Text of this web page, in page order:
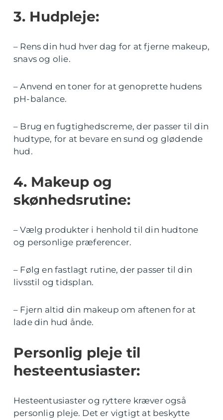
3. Hudpleje:
– Rens din hud hver dag for at fjerne makeup,
snavs og olie.
– Anvend en toner for at genoprette hudens
pH-balance.
– Brug en fugtighedscreme, der passer til din
hudtype, for at bevare en sund og glødende
hud.
4. Makeup og
skønhedsrutine:
– Vælg produkter i henhold til din hudtone
og personlige præferencer.
– Følg en fastlagt rutine, der passer til din
livsstil og tidsplan.
– Fjern altid din makeup om aftenen for at
lade din hud ånde.
Personlig pleje til
hesteentusiaster:
Hesteentusiaster og ryttere kræver også
personlig pleje. Det er vigtigt at beskytte